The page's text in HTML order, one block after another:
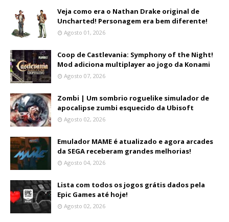
Veja como era o Nathan Drake original de
Uncharted! Personagem era bem diferente!
Agosto 01, 2026
Coop de Castlevania: Symphony of the Night!
Mod adiciona multiplayer ao jogo da Konami
Agosto 07, 2026
Zombi | Um sombrio roguelike simulador de
apocalipse zumbi esquecido da Ubisoft
Agosto 02, 2026
Emulador MAME é atualizado e agora arcades
da SEGA receberam grandes melhorias!
Agosto 04, 2026
Lista com todos os jogos grátis dados pela
Epic Games até hoje!
Agosto 02, 2026